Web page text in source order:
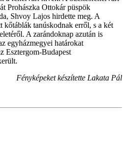
Prohászka Ottokár püspök
Shvoy Lajos hirdette meg. A
kőtáblák tanúskodnak erről, s a két
A zarándoknap azután is
egyházmegyei határokat
Esztergom-Budapest
Fényképeket készítette Lakata Pál